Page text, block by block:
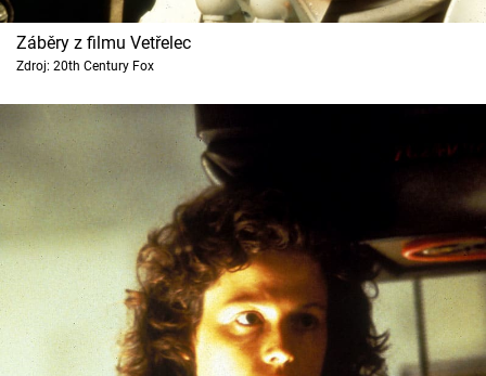
Záběry z filmu Vetřelec
Zdroj: 20th Century Fox